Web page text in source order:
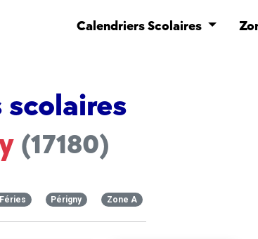
Calendriers Scolaires
scolaires
(17180)
Périgny Zone A